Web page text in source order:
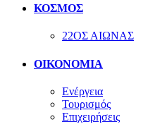
ΚΟΣΜΟΣ
22ΟΣ ΑΙΩΝΑΣ
ΟΙΚΟΝΟΜΙΑ
Ενέργεια
Τουρισμός
Επιχειρήσεις